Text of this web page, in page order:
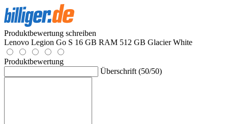
Produktbewertung schreiben
Lenovo Legion Go S 16 GB RAM 512 GB Glacier White
Produktbewertung
Überschrift (50/50)